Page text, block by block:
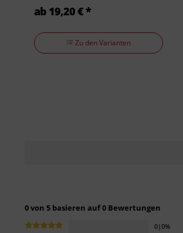
ab 19,20 € *
Zu den Varianten
0 von 5 basieren auf 0 Bewertungen
0|0%